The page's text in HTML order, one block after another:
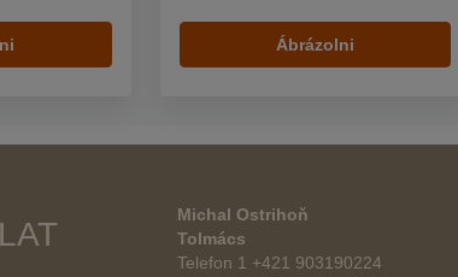
Ábrázolni
Michal Ostrihoň
Tolmács
Telefon 1 +421 903190224